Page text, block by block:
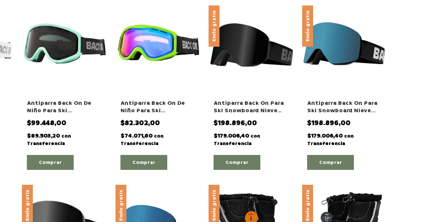
Antiparra Back On De
Niño Para Ski
Snowboard Nieve
Modelo "Black Waves W"
$99.448,00
$89.503,20 con
Transferencia
Antiparra Back On De
Niño Para Ski
Snowboard Nieve
Modelo "GAMING"
$82.302,00
$74.071,80 con
Transferencia
Envío gratis
Antiparra Back On Para
Ski Snowboard Nieve
Con Lente
Intercambiable Modelo
"THE TEAM"
$198.896,00
$179.006,40 con
Transferencia
Envío gratis
Antiparra Back On Para
Ski Snowboard Nieve
Con Lente
Intercambiable Modelo
"THE SLOPE"
$198.896,00
$179.006,40 con
Transferencia
Envío gratis Envío gratis Envío gratis Envío gratis